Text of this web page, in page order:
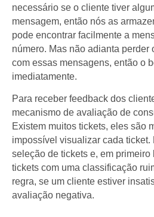
necessário se o cliente tiver
mensagem, então nós as
pode encontrar facilmente a
número. Mas não adianta perder
com essas mensagens, então o
imediatamente.
Para receber feedback dos
mecanismo de avaliação de
Existem muitos tickets, eles são
impossível visualizar cada ticket.
seleção de tickets e, em primeiro
tickets com uma classificação
regra, se um cliente estiver
avaliação negativa.